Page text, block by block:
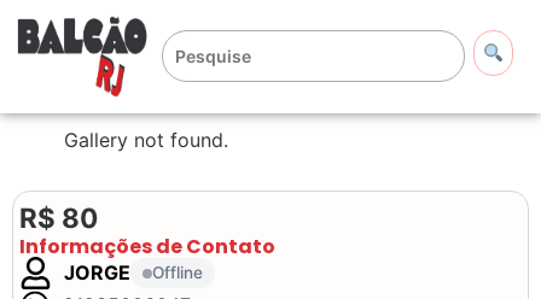
Gallery not found.
R$ 80
Informações de Contato
JORGE Offline